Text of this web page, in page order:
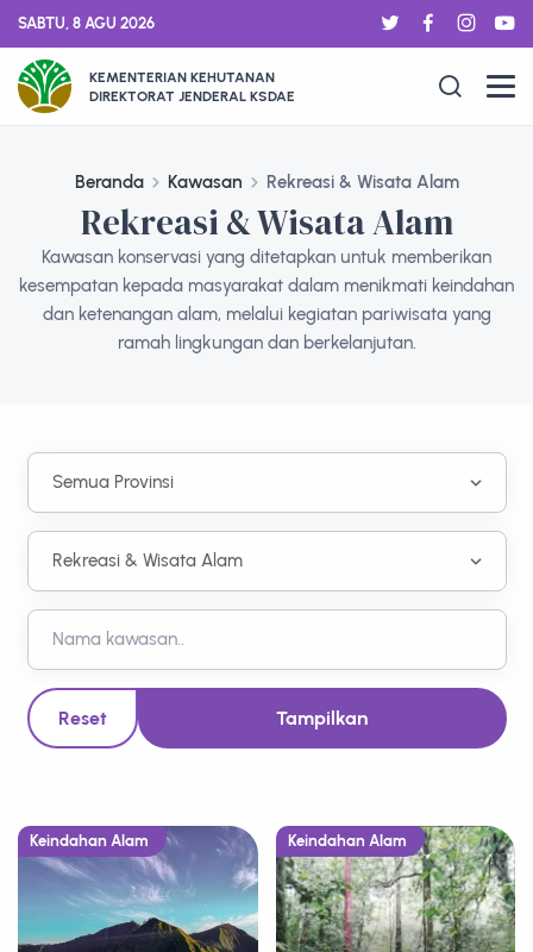
SABTU, 8 AGU 2026
KEMENTERIAN KEHUTANAN
DIREKTORAT JENDERAL KSDAE
Beranda Kawasan Rekreasi & Wisata Alam
Rekreasi & Wisata Alam
Kawasan konservasi yang ditetapkan untuk memberikan
kesempatan kepada masyarakat dalam menikmati keindahan
dan ketenangan alam, melalui kegiatan pariwisata yang
ramah lingkungan dan berkelanjutan.
Reset Tampilkan
Keindahan Alam Keindahan Alam